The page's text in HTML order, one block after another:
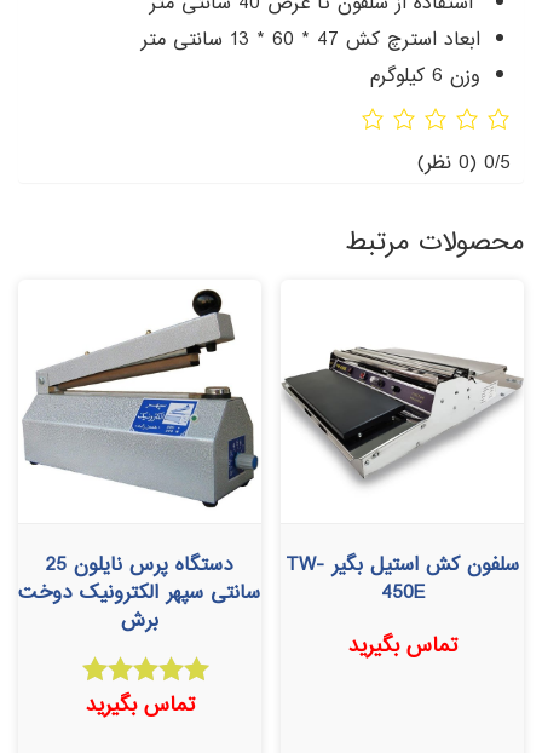
ابعاد استرچ کش 47 * 60 * 13 سانتی متر
وزن 6 کیلوگرم
0/5 (0 نظر)
محصولات مرتبط
سلفون کش استیل بگیر TW-
450E
تماس بگیرید
دستگاه پرس نایلون 25
سانتی سپهر الکترونیک دوخت
برش
امتیاز
5.00
تماس بگیرید